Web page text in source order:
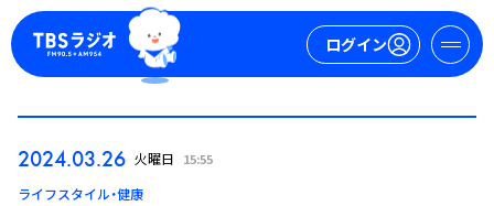
ログイン
ログイン
2024.03.26 火曜日 15:55
ライフスタイル・健康